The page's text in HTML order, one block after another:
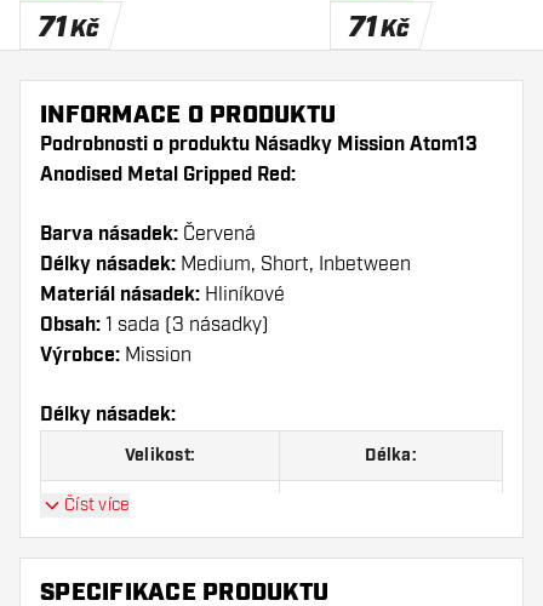
71Kč 71Kč
INFORMACE O PRODUKTU
Podrobnosti o produktu Násadky Mission Atom13
Anodised Metal Gripped Red:
Barva násadek: Červená
Délky násadek: Medium, Short, Inbetween
Materiál násadek: Hliníkové
Obsah: 1 sada (3 násadky)
Výrobce: Mission
Délky násadek:
Velikost: Délka:
Inbetween 41 mm
Číst více
SPECIFIKACE PRODUKTU